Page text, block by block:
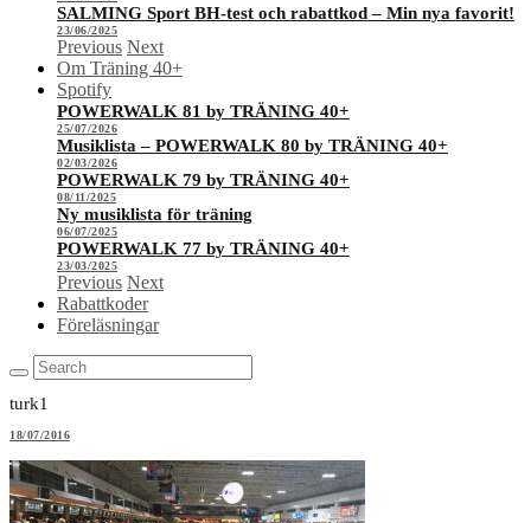
SALMING Sport BH-test och rabattkod – Min nya favorit!
23/06/2025
Previous Next
Om Träning 40+
Spotify
POWERWALK 81 by TRÄNING 40+
25/07/2026
Musiklista – POWERWALK 80 by TRÄNING 40+
02/03/2026
POWERWALK 79 by TRÄNING 40+
08/11/2025
Ny musiklista för träning
06/07/2025
POWERWALK 77 by TRÄNING 40+
23/03/2025
Previous Next
Rabattkoder
Föreläsningar
turk1
18/07/2016